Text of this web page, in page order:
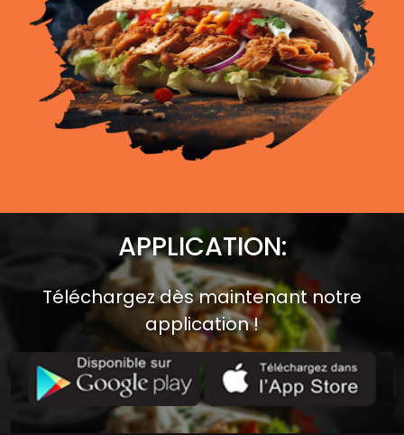
APPLICATION:
Téléchargez dès maintenant notre
application !